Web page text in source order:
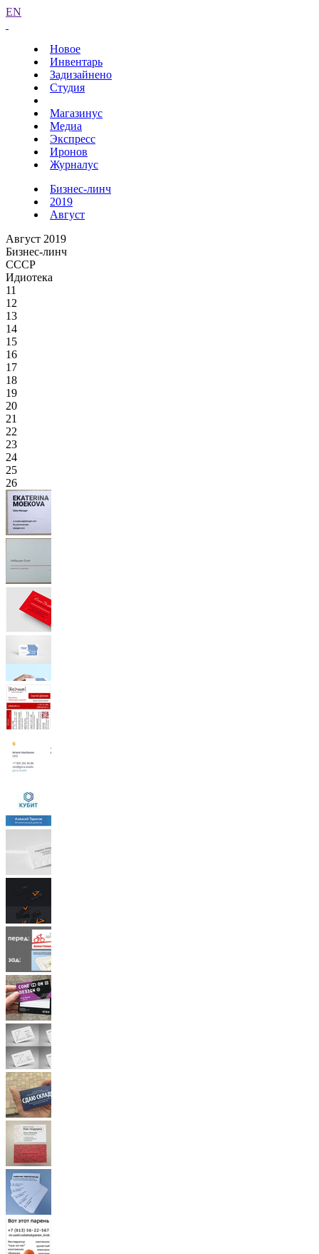
EN
Новое
Инвентарь
Задизайнено
Студия
Магазинус
Медиа
Экспресс
Иронов
Журналус
Бизнес-линч
2019
Август
Август 2019
Бизнес-линч
СССР
Идиотека
11
12
13
14
15
16
17
18
19
20
21
22
23
24
25
26